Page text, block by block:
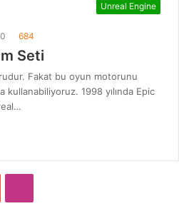
Unreal Engine
0 684
Seti
Fakat bu oyun motorunu
kullanabiliyoruz. 1998 yılında Epic